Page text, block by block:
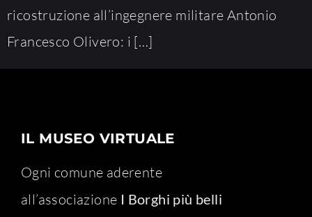
ricostruzione all’ingegnere militare Antonio
Francesco Olivero: i […]
IL MUSEO VIRTUALE
Ogni comune aderente
all’associazione I Borghi più belli